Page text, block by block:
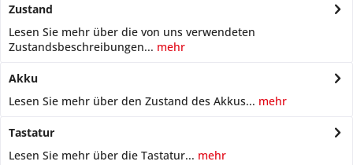
Zustand
Lesen Sie mehr über die von uns verwendeten
Zustandsbeschreibungen... mehr
Akku
Lesen Sie mehr über den Zustand des Akkus... mehr
Tastatur
Lesen Sie mehr über die Tastatur... mehr